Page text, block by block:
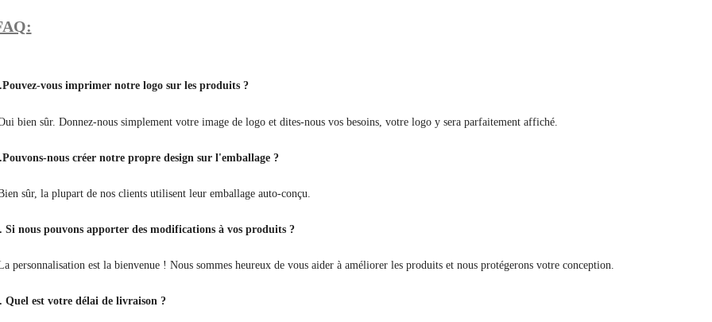
vous imprimer notre logo sur les produits ?
bien sûr. Donnez-nous simplement votre image de logo et dites-nous vos besoins, votre logo y sera parfaitement affiché.
nous créer notre propre design sur l'emballage ?
sûr, la plupart de nos clients utilisent leur emballage auto-conçu.
Si nous pouvons apporter des modifications à vos produits ?
personnalisation est la bienvenue ! Nous sommes heureux de vous aider à améliorer les produits et nous protégerons votre conception.
Quel est votre délai de livraison ?